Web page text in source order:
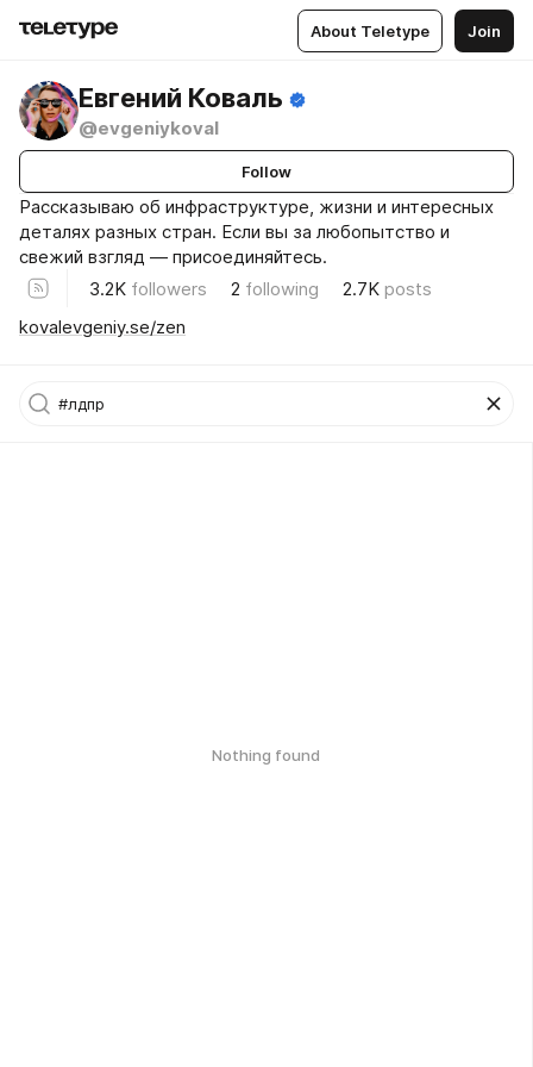
About Teletype Join
Евгений Коваль
@evgeniykoval
Follow
Рассказываю об инфраструктуре, жизни и интересных
деталях разных стран. Если вы за любопытство и
свежий взгляд — присоединяйтесь.
3.2K followers 2 following 2.7K posts
kovalevgeniy.se/zen
Nothing found